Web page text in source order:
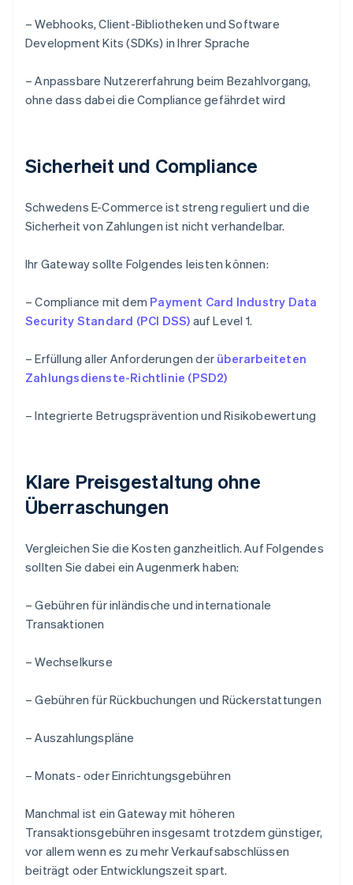
– Webhooks, Client-Bibliotheken und Software
Development Kits (SDKs) in Ihrer Sprache
– Anpassbare Nutzererfahrung beim Bezahlvorgang,
ohne dass dabei die Compliance gefährdet wird
Sicherheit und Compliance
Schwedens E-Commerce ist streng reguliert und die
Sicherheit von Zahlungen ist nicht verhandelbar.
Ihr Gateway sollte Folgendes leisten können:
– Compliance mit dem Payment Card Industry Data
Security Standard (PCI DSS) auf Level 1.
– Erfüllung aller Anforderungen der überarbeiteten
Zahlungsdienste-Richtlinie (PSD2)
– Integrierte Betrugsprävention und Risikobewertung
Klare Preisgestaltung ohne
Überraschungen
Vergleichen Sie die Kosten ganzheitlich. Auf Folgendes
sollten Sie dabei ein Augenmerk haben:
– Gebühren für inländische und internationale
Transaktionen
– Wechselkurse
– Gebühren für Rückbuchungen und Rückerstattungen
– Auszahlungspläne
– Monats- oder Einrichtungsgebühren
Manchmal ist ein Gateway mit höheren
Transaktionsgebühren insgesamt trotzdem günstiger,
vor allem wenn es zu mehr Verkaufsabschlüssen
beiträgt oder Entwicklungszeit spart.